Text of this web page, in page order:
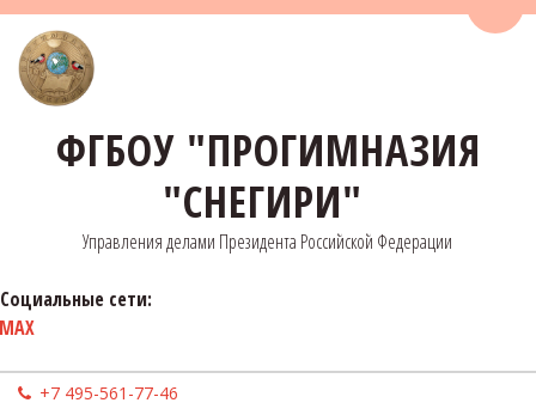
ФГБОУ "ПРОГИМНАЗИЯ
"СНЕГИРИ"
Управления делами Президента Российской Федерации
Социальные сети:
MAX
+7 495-561-77-46